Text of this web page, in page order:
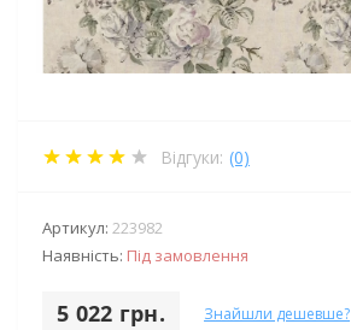
Відгуки: (0)
Артикул: 223982
Наявність: Під замовлення
5 022 грн. Знайшли дешевше?